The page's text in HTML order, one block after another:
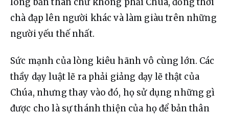
chà đạp lên người khác và làm giàu trên những
người yếu thế nhất.
Sức mạnh của lòng kiêu hãnh vô cùng lớn. Các
thầy dạy luật lẽ ra phải giảng dạy lẽ thật của
Chúa, nhưng thay vào đó, họ sử dụng những gì
được cho là sự thánh thiện của họ để bản thân